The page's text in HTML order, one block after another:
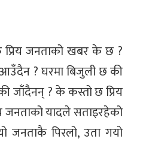
जनताको खबर के छ ?
आउँदैन ? घरमा बिजुली छ की
जाँदैनन् ? के कस्तो छ प्रिय
जनताको यादले सताइरहेको
जनताकै पिरलो, उता गयो